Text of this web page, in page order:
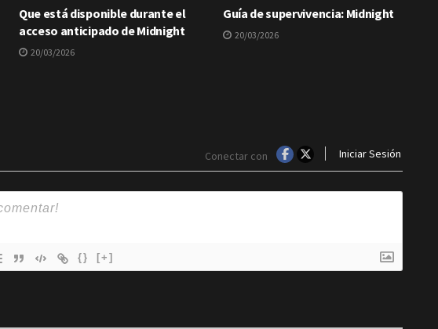
Que está disponible durante el
acceso anticipado de Midnight
20/03/2026
Guía de supervivencia: Midnight
20/03/2026
Conectar con Iniciar Sesión
{} [+]